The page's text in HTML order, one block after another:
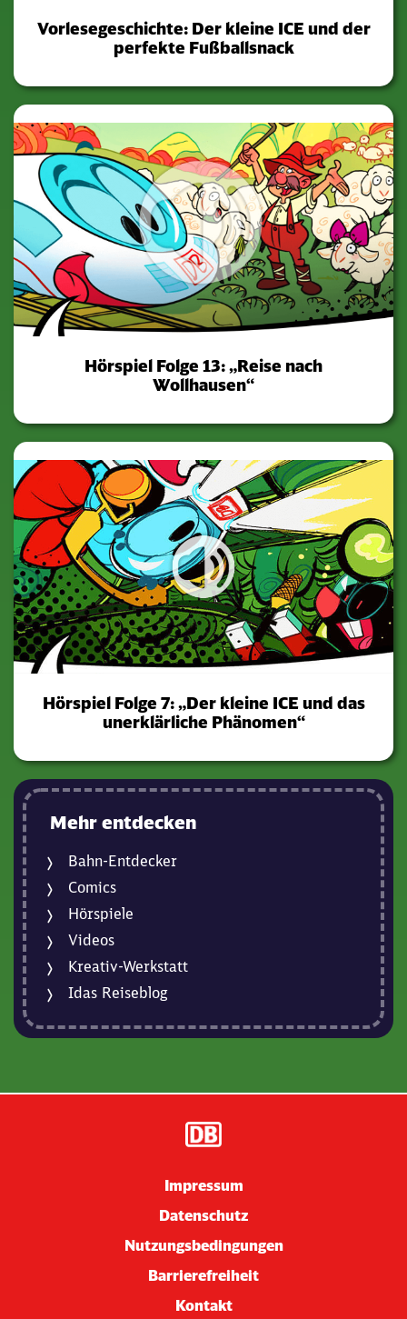
Vorlesegeschichte: Der kleine ICE und der
perfekte Fußballsnack
Hörspiel Folge 13: „Reise nach
Wollhausen“
Hörspiel Folge 7: „Der kleine ICE und das
unerklärliche Phänomen“
Mehr entdecken
Bahn-Entdecker
Comics
Hörspiele
Videos
Kreativ-Werkstatt
Idas Reiseblog
Impressum
Datenschutz
Nutzungsbedingungen
Barrierefreiheit
Kontakt